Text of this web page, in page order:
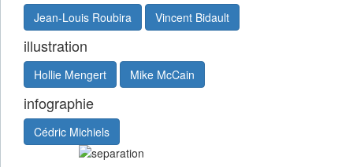
Jean-Louis Roubira Vincent Bidault
illustration
Hollie Mengert Mike McCain
infographie
Cédric Michiels